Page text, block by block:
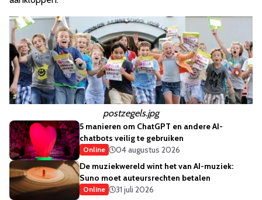
postzegels.jpg
5 manieren om ChatGPT en andere AI-
chatbots veilig te gebruiken
Online
04 augustus 2026
De muziekwereld wint het van AI-muziek:
Suno moet auteursrechten betalen
Online
31 juli 2026